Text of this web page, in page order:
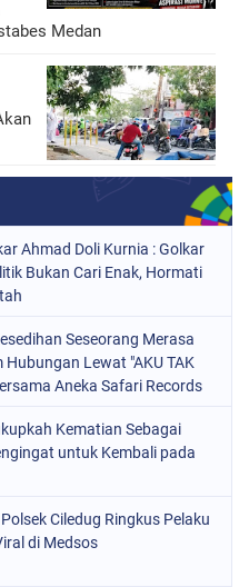
Medan
Ahmad Doli Kurnia : Golkar
Bukan Cari Enak, Hormati
Seseorang Merasa
Lewat "AKU TAK
Aneka Safari Records
Kematian Sebagai
untuk Kembali pada
Ciledug Ringkus Pelaku
di Medsos